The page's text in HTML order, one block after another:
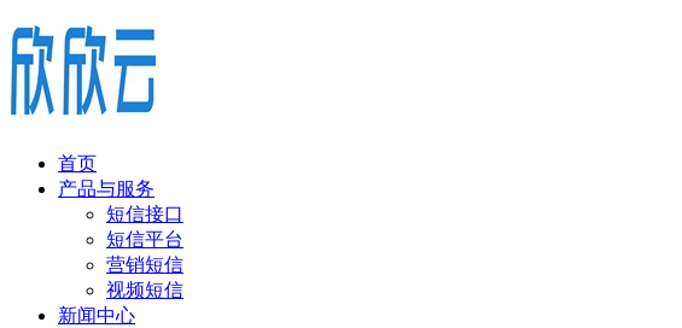
首页
产品与服务
短信接口
短信平台
营销短信
视频短信
新闻中心